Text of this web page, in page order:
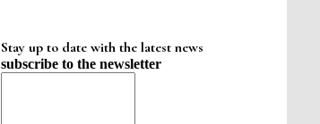
Stay up to date with the latest news
subscribe to the newsletter